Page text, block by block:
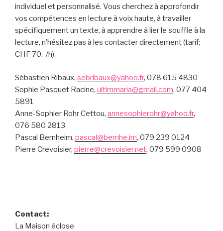
individuel et personnalisé. Vous cherchez à approfondir
vos compétences en lecture à voix haute, à travailler
spécifiquement un texte, à apprendre à lier le souffle à la
lecture, n’hésitez pas à les contacter directement (tarif:
CHF 70.-/h).
Sébastien Ribaux, sebribaux@yahoo.fr, 078 615 4830
Sophie Pasquet Racine, ultimmaria@gmail.com, 077 404
5891
Anne-Sophier Rohr Cettou, annesophierohr@yahoo.fr,
076 580 2813
Pascal Bernheim, pascal@bernhe.im, 079 239 0124
Pierre Crevoisier, pierre@crevoisier.net, 079 599 0908
Contact:
La Maison éclose